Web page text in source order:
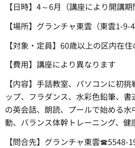
【日時】4～6月（講座により開講期
【場所】グランチャ東雲（東雲1-9-
【対象・定員】60歳以上の区内在住
【費用】講座により異なります
【内容】手話教室、パソコンに初
ップ、フラダンス、水彩色鉛筆、
の英会話、朗読、プールで始める
動、バランス体幹トレーニング、健
【問合先】グランチャ東雲